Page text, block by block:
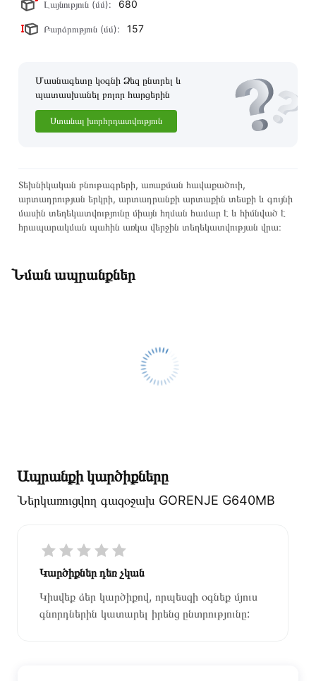
կատարվում է 14 օրվա ընթացքում:
Լայնություն (մմ): 680
Բարձրություն (մմ): 157
Մասնագետը կօգնի Ձեզ ընտրել և
պատասխանել բոլոր հարցերին
Ստանալ խորհրդատվություն
Տեխնիկական բնութագրերի, առաքման հավաքածուի,
արտադրության երկրի, արտադրանքի արտաքին տեսքի և գույնի
մասին տեղեկատվությունը միայն հղման համար է և հիմնված է
հրապարակման պահին առկա վերջին տեղեկատվության վրա։
Նման ապրանքներ
Ապրանքի կարծիքները
Ներկառուցվող գազօջախ GORENJE G640MB
Կարծիքներ դեռ չկան
Կիսվեք ձեր կարծիքով, որպեսզի օգնեք մյուս
գնորդներին կատարել իրենց ընտրությունը: